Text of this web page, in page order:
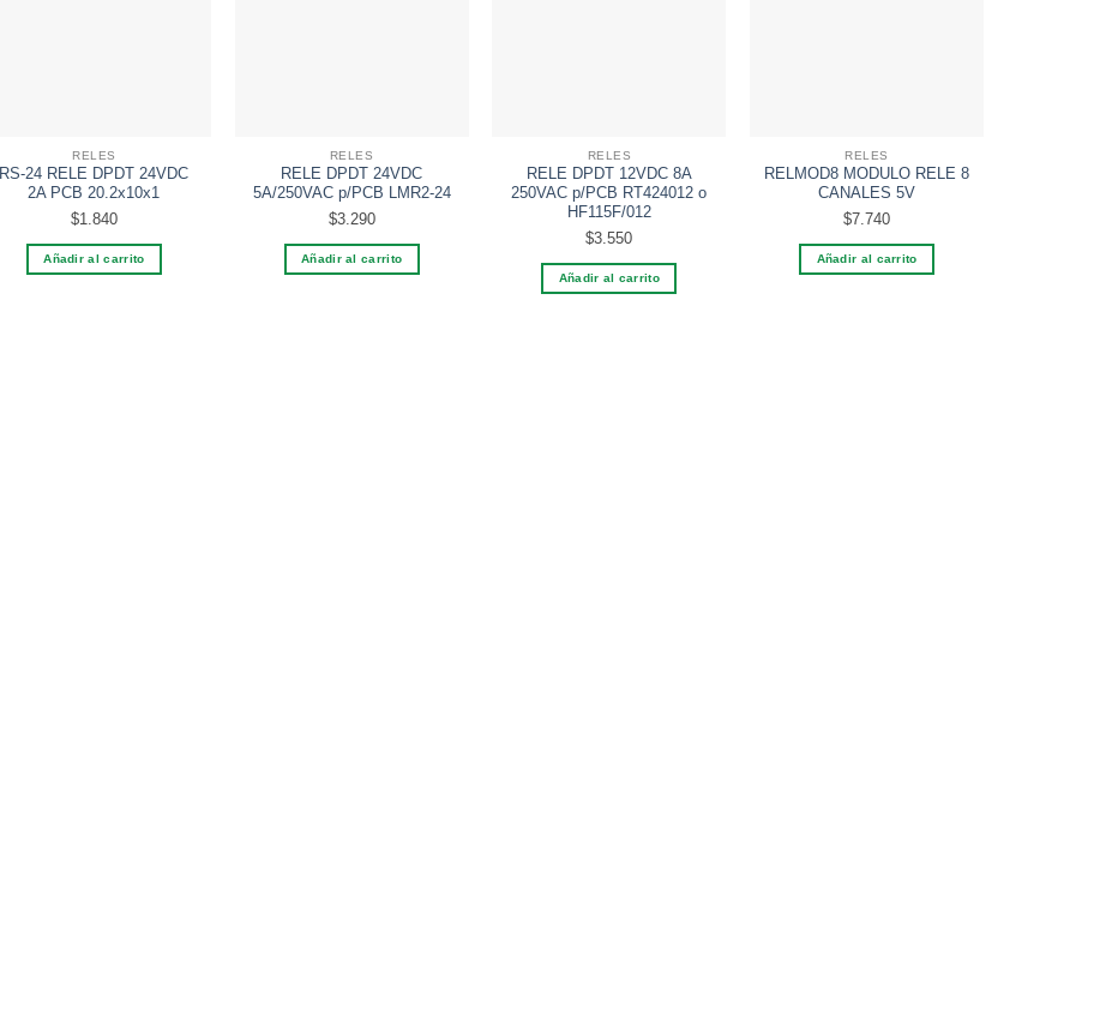
RELES
RS-24 RELE DPDT 24VDC
2A PCB 20.2x10x1
$1.840
Añadir al carrito
RELES
RELE DPDT 24VDC
5A/250VAC p/PCB LMR2-24
$3.290
Añadir al carrito
RELES
RELE DPDT 12VDC 8A
250VAC p/PCB RT424012 o
HF115F/012
$3.550
Añadir al carrito
RELES
RELMOD8 MODULO RELE 8
CANALES 5V
$7.740
Añadir al carrito